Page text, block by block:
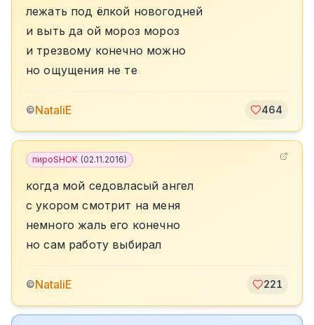
лежать под ёлкой новогодней
и выть да ой мороз мороз
и трезвому конечно можно
но ощущения не те
©NataliE 464
пироSHOK (02.11.2016)
когда мой седовласый ангел
с укором смотрит на меня
немного жаль его конечно
но сам работу выбирал
©NataliE 221